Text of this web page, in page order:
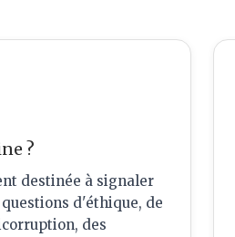
?
destinée à signaler
d'éthique, de
des